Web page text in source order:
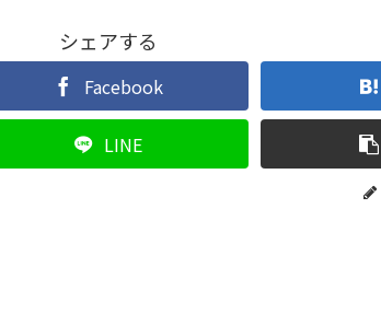
シェアする
Facebook
LINE